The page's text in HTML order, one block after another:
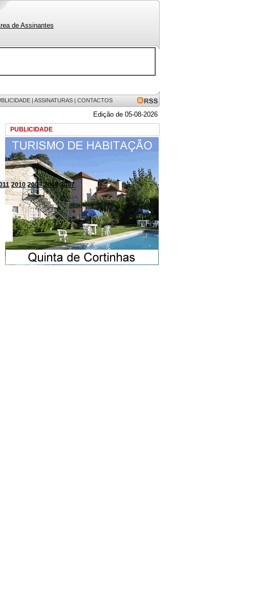
de Assinantes
| ASSINATURAS | CONTACTOS
Edição de 05-08-2026
PUBLICIDADE
2010 2009 2008 2007